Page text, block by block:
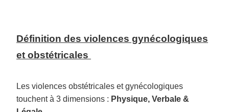
Définition des violences gynécologiques
et obstétricales
Les violences obstétricales et gynécologiques
touchent à 3 dimensions : Physique, Verbale &